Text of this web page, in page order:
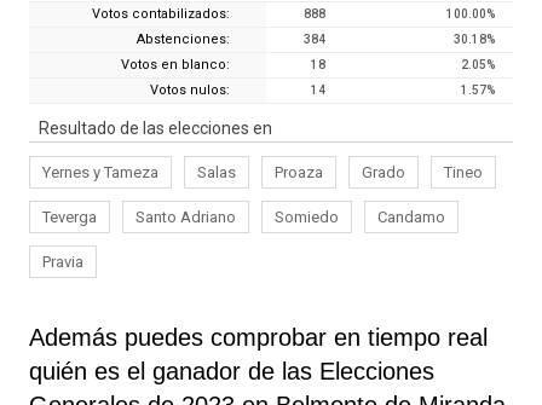
Votos contabilizados: 888 100.00%
Abstenciones: 384 30.18%
Votos en blanco: 18 2.05%
Votos nulos: 14 1.57%
Resultado de las elecciones en
Yernes y Tameza Salas Proaza Grado Tineo
Teverga Santo Adriano Somiedo Candamo
Pravia
Además puedes comprobar en tiempo real
quién es el ganador de las Elecciones